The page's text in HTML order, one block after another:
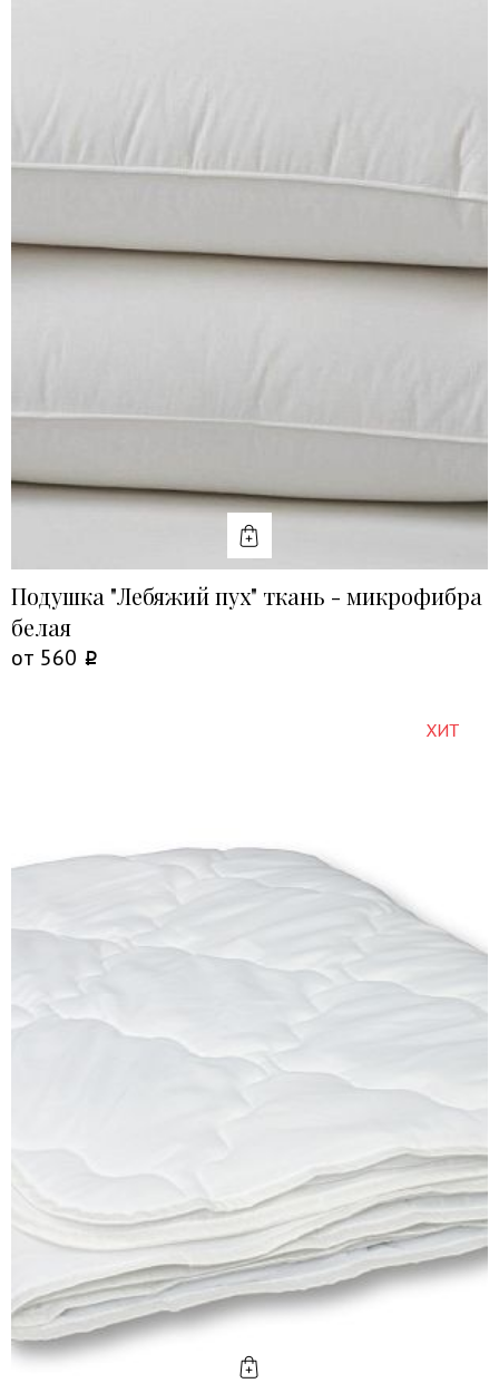
Подушка "Лебяжий пух" ткань - микрофибра
белая
от 560